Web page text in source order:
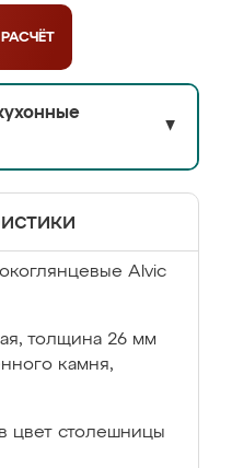
РАСЧЁТ
▼
Аlvic
толщина 26 мм
камня,
цвет столешницы